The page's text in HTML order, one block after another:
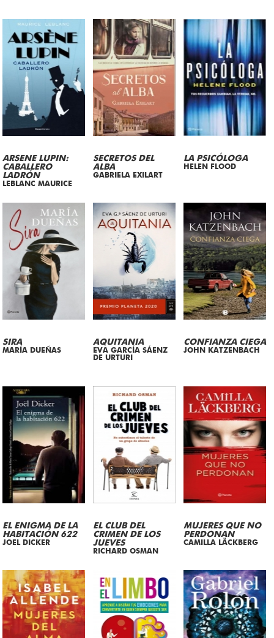
ARSENE LUPIN:
CABALLERO
LADRÓN
LEBLANC MAURICE
SECRETOS DEL
ALBA
GABRIELA EXILART
LA PSICÓLOGA
HELEN FLOOD
SIRA
MARÍA DUEÑAS
AQUITANIA
EVA GARCÍA SÁENZ
DE URTURI
CONFIANZA CIEGA
JOHN KATZENBACH
EL ENIGMA DE LA
HABITACIÓN 622
JOEL DICKER
EL CLUB DEL
CRIMEN DE LOS
JUEVES
RICHARD OSMAN
MUJERES QUE NO
PERDONAN
CAMILLA LÄCKBERG